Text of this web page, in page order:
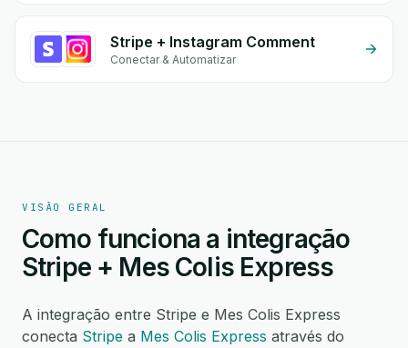
Stripe + Instagram Comment
Conectar & Automatizar
VISÃO GERAL
Como funciona a integração
Stripe + Mes Colis Express
A integração entre Stripe e Mes Colis Express
conecta Stripe a Mes Colis Express através do